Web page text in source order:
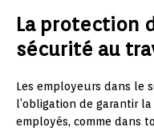
La protection
sécurité au
Les employeurs dans le
l’obligation de garantir
employés, comme dans